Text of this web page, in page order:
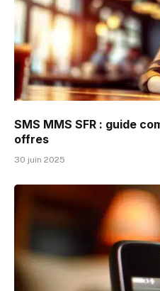
SMS MMS SFR : guide
offres
30 juin 2025